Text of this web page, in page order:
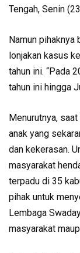
Tengah, Senin
Namun
lonjakan kasus
tahun ini. “Pada
tahun ini hingga
Menurutnya,
anak yang
dan kekerasan.
masyarakat
terpadu di 35
pihak untuk
Lembaga
masyarakat